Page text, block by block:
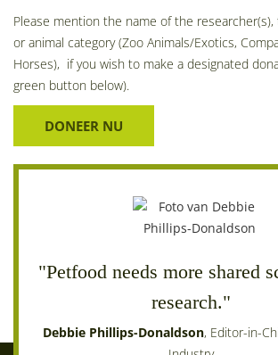
Please mention the name of the
or animal category (Zoo Animals/Exotics,
Horses), if you wish to make a designated
green button below).
DONEER NU
"Petfood needs more shared
research."
Debbie Phillips-Donaldson, Editor-in-